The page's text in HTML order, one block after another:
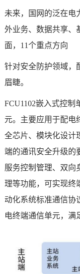
未来，国网的泛在电
外业务、数据共享、
面，11个重点方向
针对安全防护领域，
眉睫。
FCU1102嵌入式控制
元。主要应用于配电
全芯片、模块化设计
端的通讯安全升级的
服务控制管理、双向
理等功能，可实现终
动化系统标准通信协
电终端通信单元，满